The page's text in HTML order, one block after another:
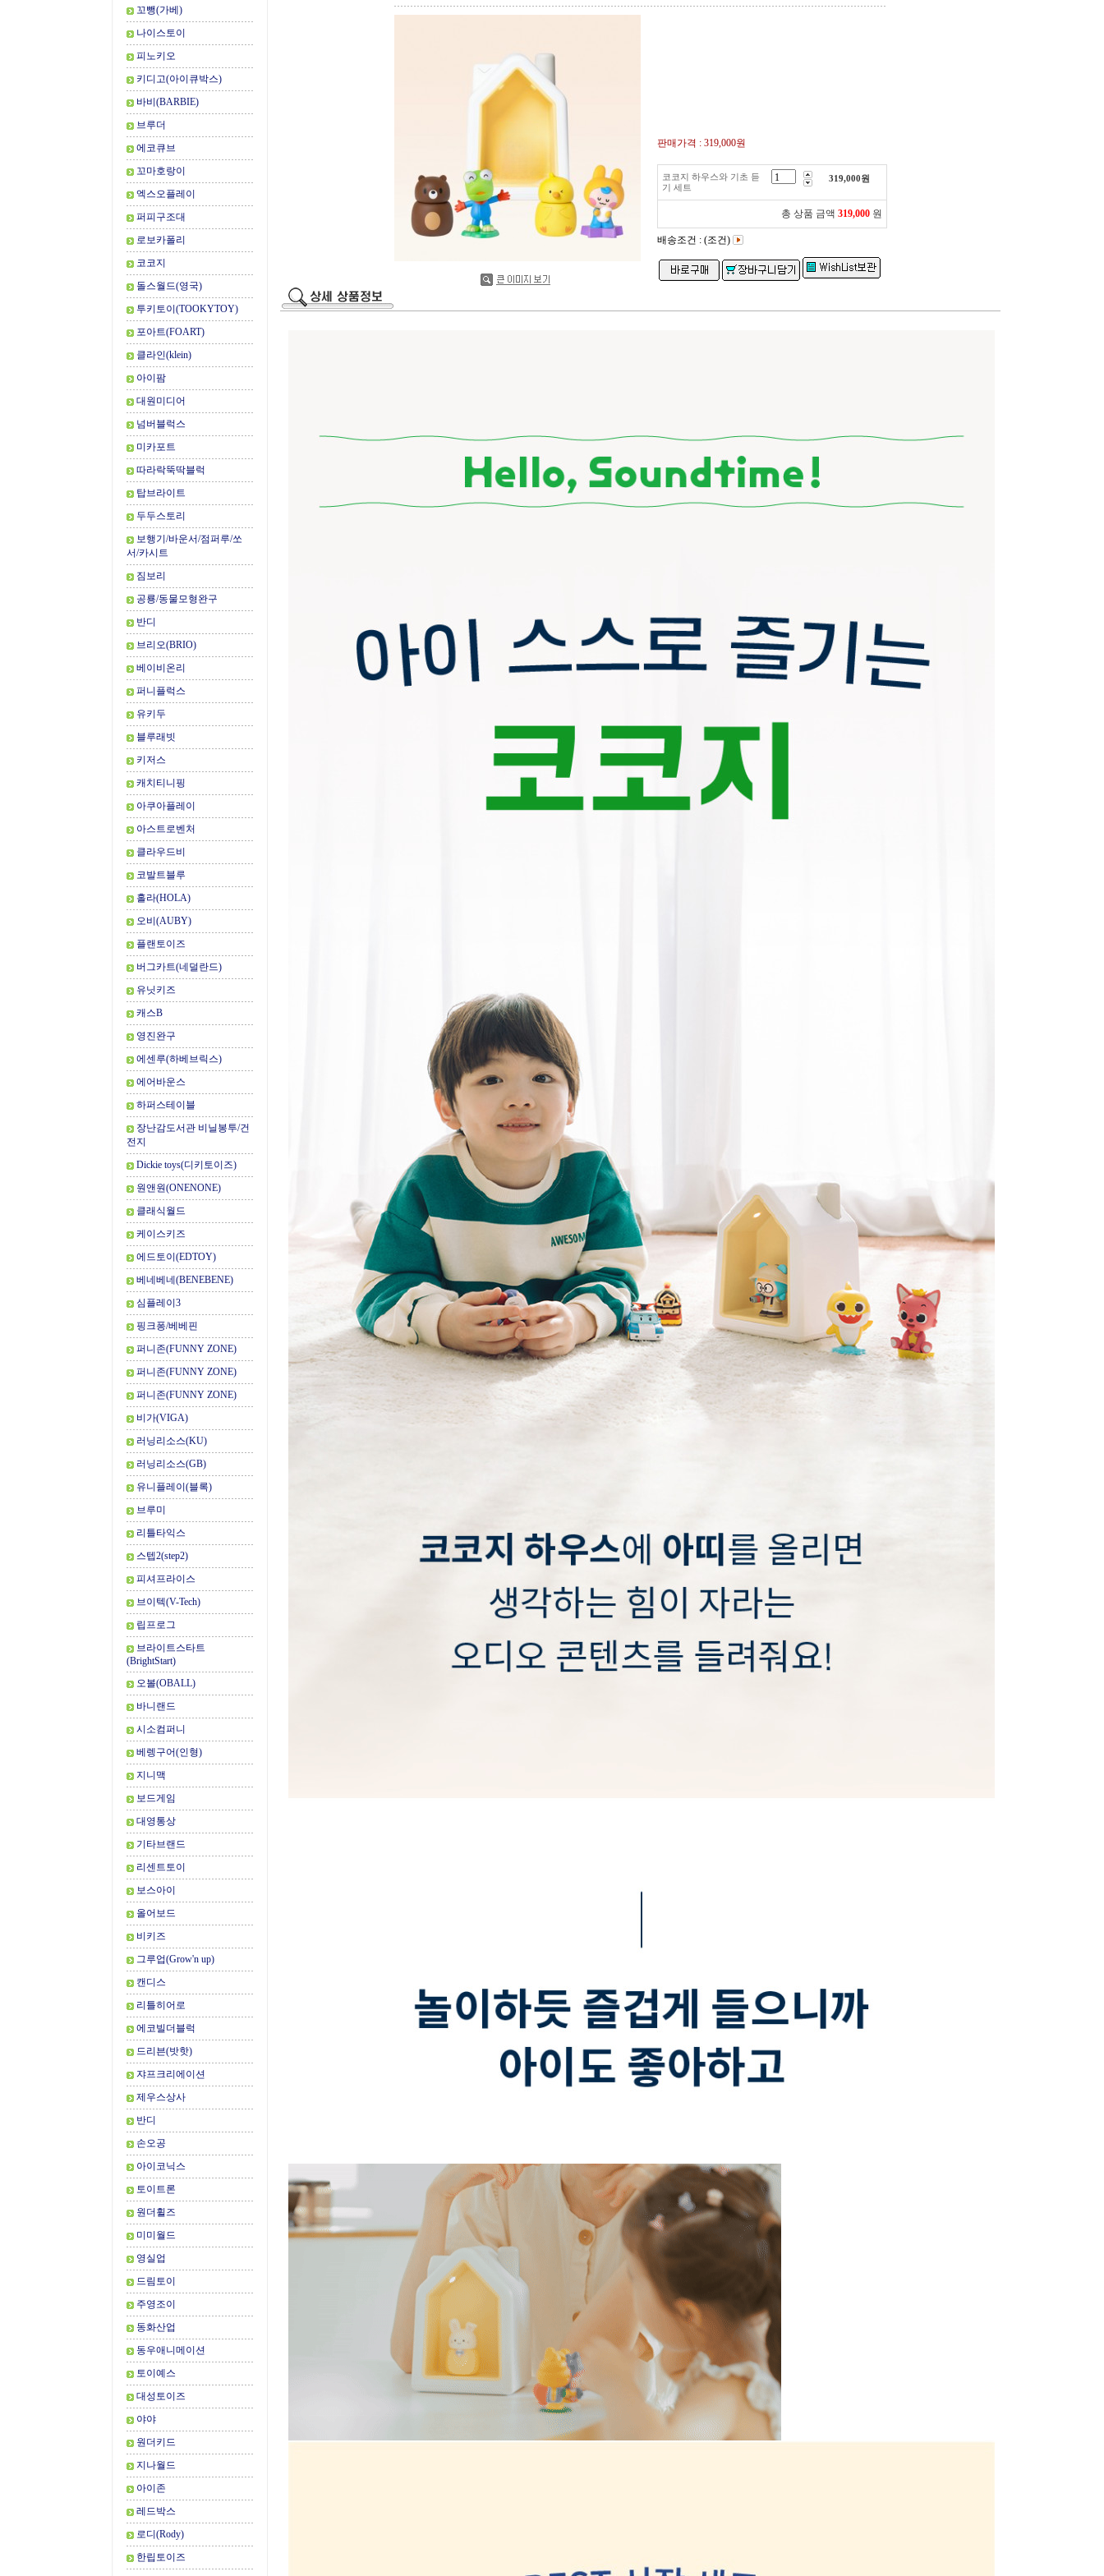
꼬뺑(가베)
나이스토이
피노키오
키디고(아이큐박스)
바비(BARBIE)
브루더
에코큐브
꼬마호랑이
엑스오플레이
퍼피구조대
로보카폴리
코코지
돌스월드(영국)
투키토이(TOOKYTOY)
포아트(FOART)
클라인(klein)
아이팜
대원미디어
넘버블럭스
미카포트
따라락뚝딱블럭
탑브라이트
두두스토리
보행기/바운서/점퍼루/쏘
서/카시트
짐보리
공룡/동물모형완구
반디
브리오(BRIO)
베이비온리
퍼니플럭스
유키두
블루래빗
키저스
캐치티니핑
아쿠아플레이
아스트로벤처
클라우드비
코발트블루
홀라(HOLA)
오비(AUBY)
플랜토이즈
버그카트(네덜란드)
유닛키즈
캐스B
영진완구
에센루(하베브릭스)
에어바운스
하퍼스테이블
장난감도서관 비닐봉투/건
전지
Dickie toys(디키토이즈)
원앤원(ONENONE)
클래식월드
케이스키즈
에드토이(EDTOY)
베네베네(BENEBENE)
심플레이3
핑크퐁/베베핀
퍼니존(FUNNY ZONE)
퍼니존(FUNNY ZONE)
퍼니존(FUNNY ZONE)
비가(VIGA)
러닝리소스(KU)
러닝리소스(GB)
유니플레이(블록)
브루미
리틀타익스
스텝2(step2)
피셔프라이스
브이텍(V-Tech)
립프로그
브라이트스타트
(BrightStart)
오볼(OBALL)
바니랜드
시소컴퍼니
베렝구어(인형)
지니맥
보드게임
대영통상
기타브랜드
리센트토이
보스아이
올어보드
비키즈
그루업(Grow'n up)
캔디스
리틀히어로
에코빌더블럭
드리븐(밧핫)
쟈프크리에이션
제우스상사
반디
손오공
아이코닉스
토이트론
원더휠즈
미미월드
영실업
드림토이
주영조이
동화산업
동우애니메이션
토이예스
대성토이즈
야야
원더키드
지나월드
아이존
레드박스
로디(Rody)
한립토이즈
판매가격 : 319,000원
코코지 하우스와 기초 듣
기 세트
319,000원
총 상품 금액 319,000 원
배송조건 : (조건)